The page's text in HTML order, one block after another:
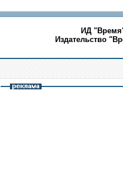
ИД
Издательство